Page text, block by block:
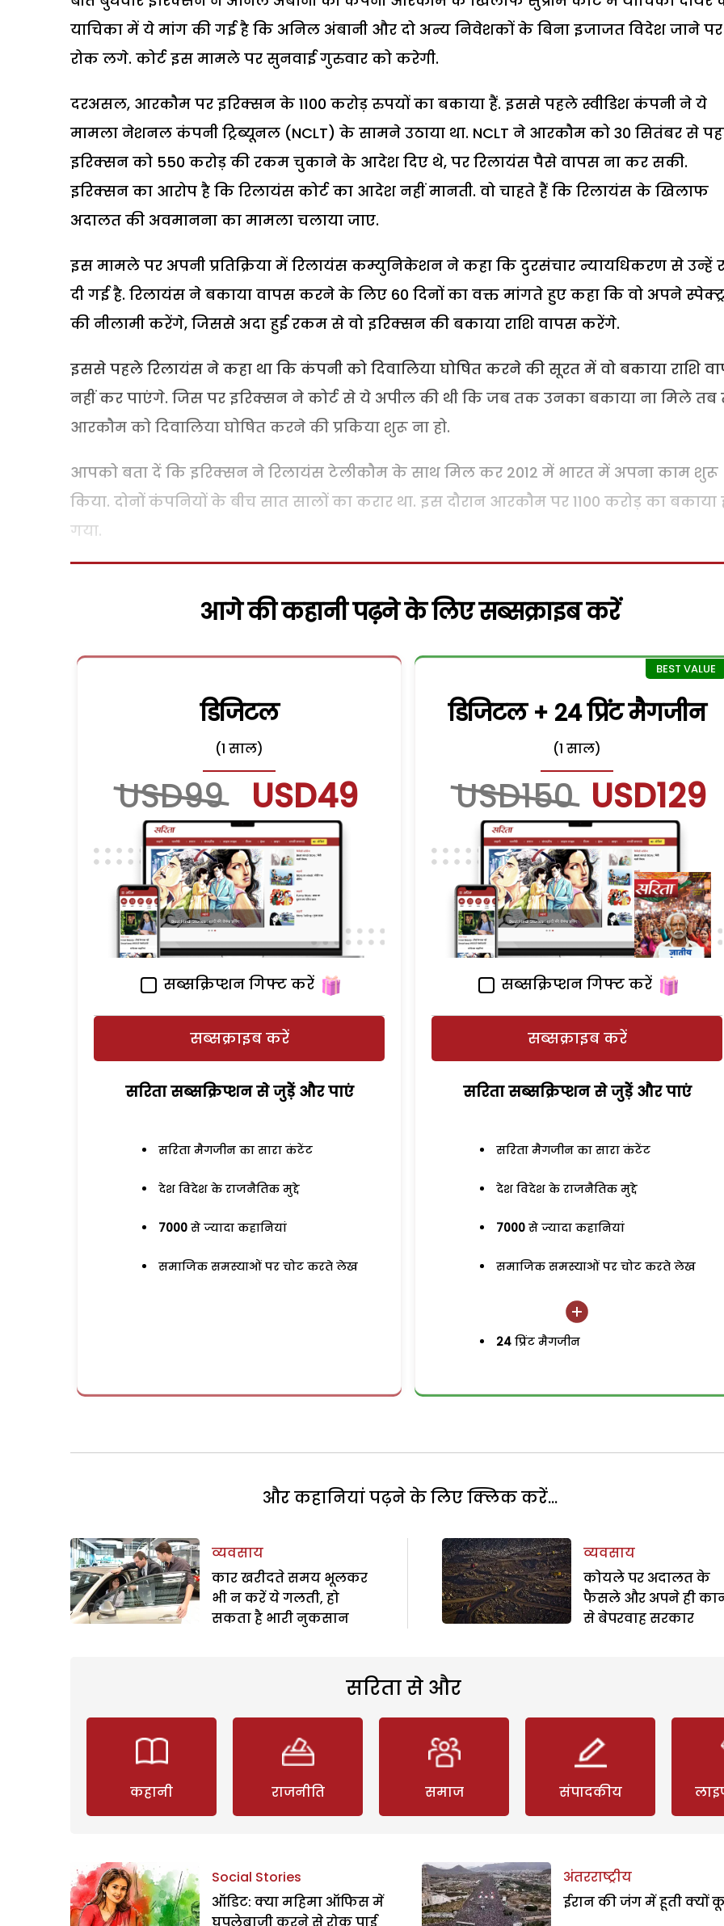
याचिका में ये मांग की गई है कि अनिल अंबानी और दो अन्य निवेशकों के बिना इजाजत विदेश जाने पर
रोक लगे. कोर्ट इस मामले पर सुनवाई गुरुवार को करेगी.
दरअसल, आरकौम पर इरिक्सन के 1100 करोड़ रुपयों का बकाया हैं. इससे पहले स्वीडिश कंपनी ने ये
मामला नेशनल कंपनी ट्रिब्यूनल (NCLT) के सामने उठाया था. NCLT ने आरकौम को 30 सितंबर से
इरिक्सन को 550 करोड़ की रकम चुकाने के आदेश दिए थे, पर रिलायंस पैसे वापस ना कर सकी.
इरिक्सन का आरोप है कि रिलायंस कोर्ट का आदेश नहीं मानती. वो चाहते हैं कि रिलायंस के खिलाफ
अदालत की अवमानना का मामला चलाया जाए.
इस मामले पर अपनी प्रतिक्रिया में रिलायंस कम्युनिकेशन ने कहा कि दुरसंचार न्यायधिकरण से उन्हें
दी गई है. रिलायंस ने बकाया वापस करने के लिए 60 दिनों का वक्त मांगते हुए कहा कि वो अपने
की नीलामी करेंगे, जिससे अदा हुई रकम से वो इरिक्सन की बकाया राशि वापस करेंगे.
इससे पहले रिलायंस ने कहा था कि कंपनी को दिवालिया घोषित करने की सूरत में वो बकाया राशि
नहीं कर पाएंगे. जिस पर इरिक्सन ने कोर्ट से ये अपील की थी कि जब तक उनका बकाया ना मिले
आरकौम को दिवालिया घोषित करने की प्रकिया शुरू ना हो.
आपको बता दें कि इरिक्सन ने रिलायंस टेलीकौम के साथ मिल कर 2012 में भारत में अपना काम शुरू
किया. दोनों कंपनियों के बीच सात सालों का करार था. इस दौरान आरकौम पर 1100 करोड़ का बकाया
गया.
आगे की कहानी पढ़ने के लिए सब्सक्राइब करें
डिजिटल
(1 साल)
USD99 USD49
सब्सक्रिप्शन गिफ्ट करें
सब्सक्राइब करें
सरिता सब्सक्रिप्शन से जुड़ेें और पाएं
सरिता मैगजीन का सारा कंटेंट
देश विदेश के राजनैतिक मुद्दे
7000 से ज्यादा कहानियां
समाजिक समस्याओं पर चोट करते लेख
डिजिटल + 24 प्रिंट मैगजीन
(1 साल)
USD150 USD129
सब्सक्रिप्शन गिफ्ट करें
सब्सक्राइब करें
सरिता सब्सक्रिप्शन से जुड़ेें और पाएं
सरिता मैगजीन का सारा कंटेंट
देश विदेश के राजनैतिक मुद्दे
7000 से ज्यादा कहानियां
समाजिक समस्याओं पर चोट करते लेख
24 प्रिंट मैगजीन
और कहानियां पढ़ने के लिए क्लिक करें...
व्यवसाय
कार खरीदते समय भूलकर
भी न करें ये गलती, हो
सकता है भारी नुकसान
व्यवसाय
कोयले पर अदालत के
फैसले और अपने ही
से बेपरवाह सरकार
सरिता से और
कहानी राजनीति समाज संपादकीय
Social Stories
ऑडिट: क्या महिमा ऑफिस में
घपलेबाजी करने से रोक पाई
अंतरराष्ट्रीय
ईरान की जंग में हूती क्यों